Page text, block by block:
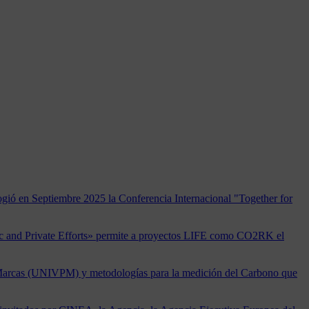
en Septiembre 2025 la Conferencia Internacional "Together for
Private Efforts» permite a proyectos LIFE como CO2RK el
(UNIVPM) y metodologías para la medición del Carbono que